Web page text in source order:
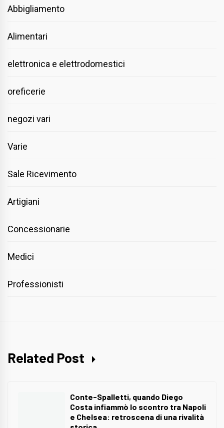
Abbigliamento
Alimentari
elettronica e elettrodomestici
oreficerie
negozi vari
Varie
Sale Ricevimento
Artigiani
Concessionarie
Medici
Professionisti
Related Post
Conte-Spalletti, quando Diego
Costa infiammò lo scontro tra Napoli
e Chelsea: retroscena di una rivalità